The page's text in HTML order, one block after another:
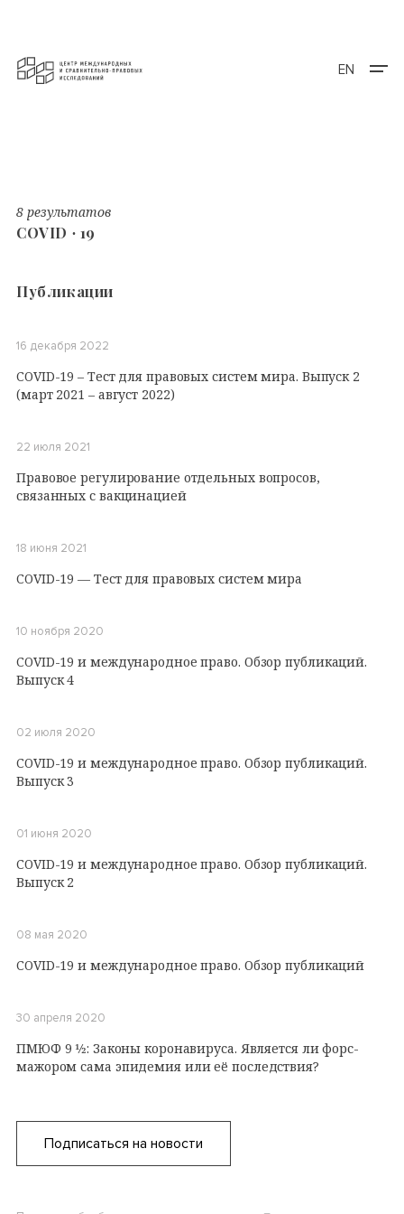
EN
8 результатов
COVID ∙ 19
Публикации
16 декабря 2022
COVID-19 – Тест для правовых систем мира. Выпуск 2
(март 2021 – август 2022)
22 июля 2021
Правовое регулирование отдельных вопросов,
связанных с вакцинацией
18 июня 2021
COVID-19 — Тест для правовых систем мира
10 ноября 2020
COVID-19 и международное право. Обзор публикаций.
Выпуск 4
02 июля 2020
COVID-19 и международное право. Обзор публикаций.
Выпуск 3
01 июня 2020
COVID-19 и международное право. Обзор публикаций.
Выпуск 2
08 мая 2020
COVID-19 и международное право. Обзор публикаций
30 апреля 2020
ПМЮФ 9 1⁄2: Законы коронавируса. Является ли форс-
мажором сама эпидемия или её последствия?
Подписаться на новости